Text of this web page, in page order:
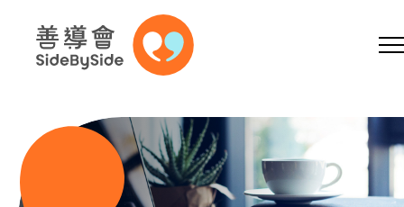
跳到內容（按回車鍵）
A A A EN